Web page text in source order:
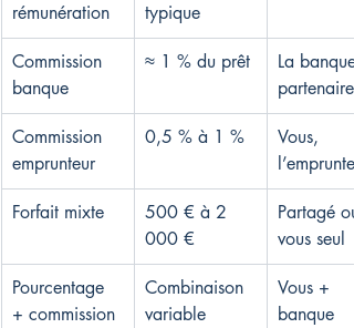
rémunération
typique
Commission
banque
≈ 1 % du prêt
La banque
partenaire
Commission
emprunteur
0,5 % à 1 %
Vous,
Forfait mixte
500 € à 2
000 €
Partagé ou
vous seul
Pourcentage
+ commission
Combinaison
variable
Vous +
banque